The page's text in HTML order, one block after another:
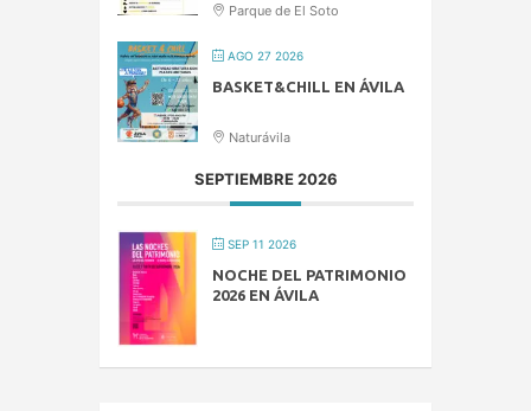
Parque de El Soto
AGO 27 2026
BASKET&CHILL EN ÁVILA
Naturávila
SEPTIEMBRE 2026
SEP 11 2026
NOCHE DEL PATRIMONIO
2026 EN ÁVILA